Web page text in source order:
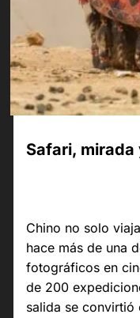
Safari, mirada
Chino no solo
hace más de una
fotográficos en
de 200
salida se convirtió